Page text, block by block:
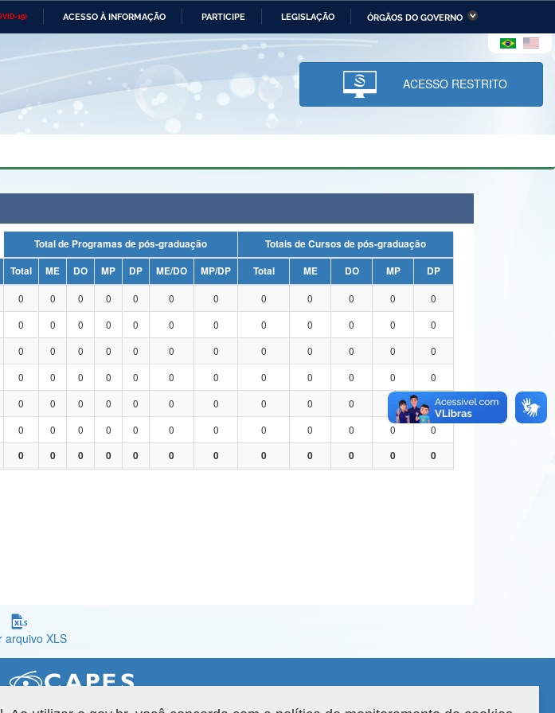
19) ACESSO À INFORMAÇÃO PARTICIPE LEGISLAÇÃO ÓRGÃOS DO GOVERNO
Ministério das Relações Ministério da Economia Ministério da Infraestrutura
Ministério da Ciência,
Tecnologia, Inovações e
Comunicações
e dos Direitos Humanos
Banco Central do Brasil Planalto
ACESSO RESTRITO
Total de Programas de pós-graduação
Totais de Cursos de pós-graduação
Total ME DO MP DP ME/DO MP/DP Total ME DO MP
DP
0 0 0 0 0 0 0 0 0 0 0
0
0 0 0 0 0 0 0 0 0 0 0
0
0 0 0 0 0 0 0 0 0 0 0
0
0 0 0 0 0 0 0 0 0 0 0
0
0 0 0 0 0 0 0 0 0 0
0
0 0 0 0 0 0 0 0 0 0 0
0
0 0 0 0 0 0 0 0 0 0 0 0
arquivo XLS